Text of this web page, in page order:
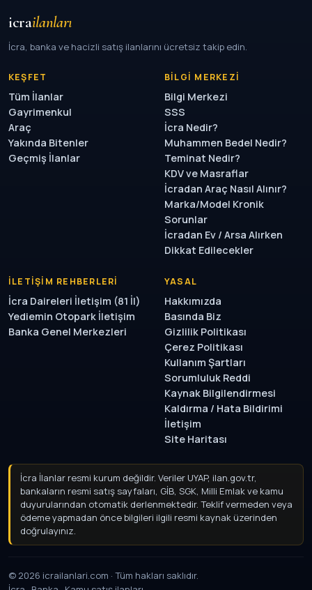
icrailanları
İcra, banka ve hacizli satış ilanlarını ücretsiz takip edin.
KEŞFET
Tüm İlanlar
Gayrimenkul
Araç
Yakında Bitenler
Geçmiş İlanlar
BILGI MERKEZI
Bilgi Merkezi
SSS
İcra Nedir?
Muhammen Bedel Nedir?
Teminat Nedir?
KDV ve Masraflar
İcradan Araç Nasıl Alınır?
Marka/Model Kronik
Sorunlar
İcradan Ev / Arsa Alırken
Dikkat Edilecekler
İLETIŞIM REHBERLERI
İcra Daireleri İletişim (81 İl)
Yediemin Otopark İletişim
Banka Genel Merkezleri
YASAL
Hakkımızda
Basında Biz
Gizlilik Politikası
Çerez Politikası
Kullanım Şartları
Sorumluluk Reddi
Kaynak Bilgilendirmesi
Kaldırma / Hata Bildirimi
İletişim
Site Haritası
İcra İlanlar resmi kurum değildir. Veriler UYAP, ilan.gov.tr,
bankaların resmi satış sayfaları, GİB, SGK, Milli Emlak ve kamu
duyurularından otomatik derlenmektedir. Teklif vermeden
veya ödeme yapmadan önce bilgileri ilgili resmi kaynak
üzerinden doğrulayınız.
© 2026 icrailanlari.com · Tüm hakları saklıdır.